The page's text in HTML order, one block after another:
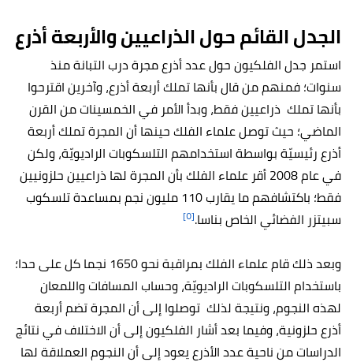
الجدل القائم حول الذراعيين والأربعة أذرع
استمر جدل الفلكيون حول عدد أذرع مجرة درب التبانة منذ
سنوات؛ فمنهم من قال بأنها تملك أربعة أذرع، وآخرين اقترحوا
بأنها تملك ذراعيين فقط، وبدأ الأمر في الخمسينات من القرن
الماضي؛ حيث توصل علماء الفلك حينها أن المجرة تملك أربعة
أذرع رئيسيّة بواسطة استخدامهم التلسكوبات الراديويّة، ولكن
في عام 2008 أقر علماء الفلك بأن المجرة لها ذراعيين حلزونيين
فقط؛ باكتشافهم ما يقارب 110 مليون نجم بمساعدة تلسكوب
سبيتزر الفضائي الخاص بناسا.[٥]
وبعد ذلك قام علماء الفلك بمراقبة نحو 1650 نجما كل على حدا؛
باستخدام التلسكوبات الراديويّة، وحساب المسافات واللمعان
لهذه النجوم، ونتيجة لذلك توصلوا إلى أن المجرة تضم أربعة
أذرع حلزونية، وفيما بعد أشار الفلكيون إلى أن الاختلاف في نتائج
الدراسات من ناحية عدد الأذرع يعود إلى أن النجوم العملاقة لها